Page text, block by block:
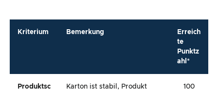
Kriterium Bemerkung
Erreich
te
Punktz
ahl*
Produktsc Karton ist stabil, Produkt 100